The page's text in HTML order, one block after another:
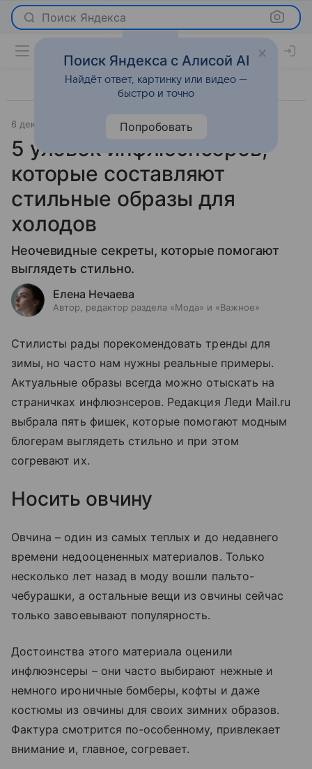
Поиск Яндекса
6 декабря 2023
5 уловок инфлюэнсеров,
которые составляют
стильные образы для
холодов
Неочевидные секреты, которые помогают
выглядеть стильно.
Елена Нечаева
Автор, редактор раздела «Мода» и «Важное»
Стилисты рады порекомендовать тренды для
зимы, но часто нам нужны реальные примеры.
Актуальные образы всегда можно отыскать на
страничках инфлюэнсеров. Редакция Леди Mail.ru
выбрала пять фишек, которые помогают модным
блогерам выглядеть стильно и при этом
согревают их.
Носить овчину
Овчина – один из самых теплых и до недавнего
времени недооцененных материалов. Только
несколько лет назад в моду вошли пальто-
чебурашки, а остальные вещи из овчины сейчас
только завоевывают популярность.
Достоинства этого материала оценили
инфлюэнсеры – они часто выбирают нежные и
немного ироничные бомберы, кофты и даже
костюмы из овчины для своих зимних образов.
Фактура смотрится по-особенному, привлекает
внимание и, главное, согревает.
Поиск Яндекса с Алисой AI
Найдёт ответ, картинку или видео —
быстро и точно
Попробовать